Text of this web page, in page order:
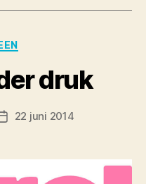
druk
Post22 juni 2014